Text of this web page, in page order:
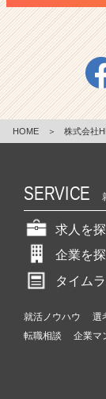
HOME ＞ 株式会社
SERVICE
求人を
企業を
タイム
就活ノウハウ 選
転職相談
企業マ